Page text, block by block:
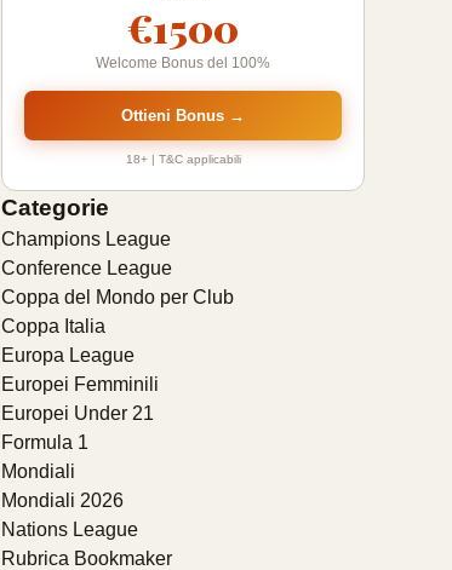
€1500
Welcome Bonus del 100%
Ottieni Bonus →
18+ | T&C applicabili
Categorie
Champions League
Conference League
Coppa del Mondo per Club
Coppa Italia
Europa League
Europei Femminili
Europei Under 21
Formula 1
Mondiali
Mondiali 2026
Nations League
Rubrica Bookmaker